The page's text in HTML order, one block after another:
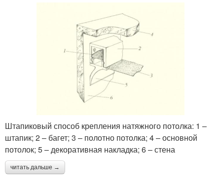
Штапиковый способ крепления натяжного потолка: 1 –
штапик; 2 – багет; 3 – полотно потолка; 4 – основной
потолок; 5 – декоративная накладка; 6 – стена
читать дальше →